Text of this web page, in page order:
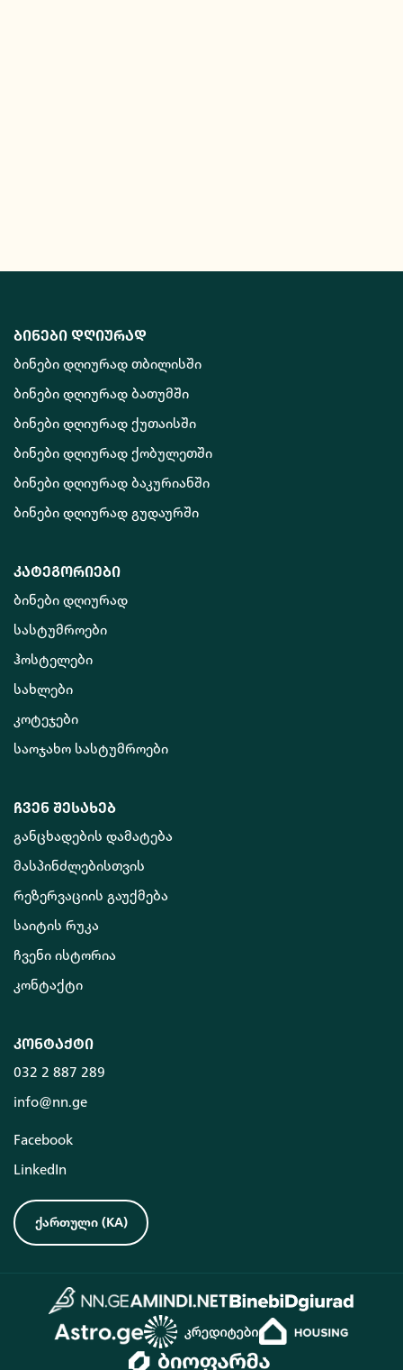
ბინები დღიურად
ბინები დღიურად თბილისში
ბინები დღიურად ბათუმში
ბინები დღიურად ქუთაისში
ბინები დღიურად ქობულეთში
ბინები დღიურად ბაკურიანში
ბინები დღიურად გუდაურში
კატეგორიები
ბინები დღიურად
სასტუმროები
ჰოსტელები
სახლები
კოტეჯები
საოჯახო სასტუმროები
ჩვენ შესახებ
განცხადების დამატება
მასპინძლებისთვის
რეზერვაციის გაუქმება
საიტის რუკა
ჩვენი ისტორია
კონტაქტი
კონტაქტი
032 2 887 289
info@nn.ge
Facebook
LinkedIn
ქართული (KA)